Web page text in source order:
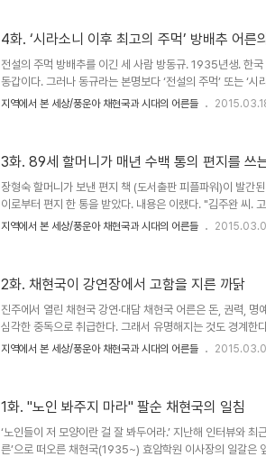
자기보다 못한 사람을 이용해먹으려고 하는 순간 장의사적
고 총리 해먹고, 장·차관하는 놈 중에 장의사 아닌 놈 몇 놈이
4화. ‘시라소니 이후 최고의 주먹’ 방배추 어른
전설의 주먹 방배추를 이긴 세 사람 방동규. 1935년생. 한
동갑이다. 그러나 동규라는 본명보다 ‘전설의 주먹’ 또는 ‘시
는 수식어와 함께 ‘배추’라는 별명이 더 유명한 어른이다. 아
려드는 싸움도 회피하진 않았다. 1952년 을지로 6가에서
년 서울 성동역 근방의 대로변에서 카빈 소총을 들이대는 군
지역에서 본 세상/풍운아 채현국과 시대의 어른들
3화. 89세 할머니가 매년 수백 통의 편지를 쓰
장형숙 할머니가 보낸 편지 책 (도서출판 피플파워)이 발간
이로부터 편지 한 통을 받았다. 내용은 이랬다. "김주완 씨.
무 고마워서 몇 자 적는 27년생 할머니입니다. 썩은 세상에
0000010-0000-0000 수전증이 있어서 亂筆(난필)입니
머니" 27년생이라면 한국 나이로 89세의 할머니였다. 편지
지역에서 본 세상/풍운아 채현국과 시대의 어른들
2화. 채현국이 강연장에서 고함을 지른 까닭
진주에서 열린 채현국 강연·대담 채현국 어른은 돈, 권력, 명
심각한 중독으로 취급한다. 그래서 유명해지는 것도 경계한
감 또는 부채의식으로 그의 삶을 기록하겠다고 했을 때도 이
멀어 꺼떡거리고 다니는 저런 꼬라지를…. 그런 대열에 나를
다. 나 또한 이 어른을 실제 모습 이상으로 미화할 생각은 없
지역에서 본 세상/풍운아 채현국과 시대의 어른들
1화. "노인 봐주지 마라" 팔순 채현국의 일침
‘노인들이 저 모양이란 걸 잘 봐두어라.’ 지난해 인터뷰와 최
른’으로 떠오른 채현국(1935~) 효암학원 이사장의 일갈은